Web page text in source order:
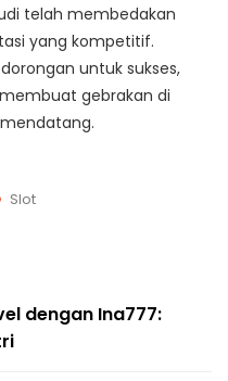
telah membedakan
yang kompetitif.
untuk sukses,
gebrakan di
Tags
Slot
dengan Ina777: